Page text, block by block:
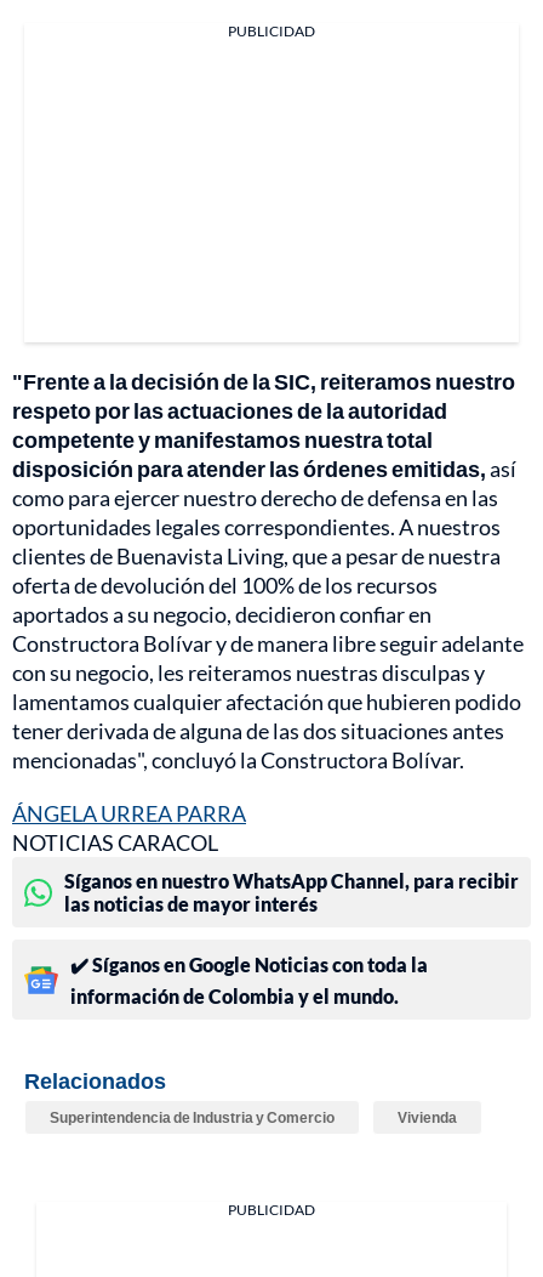
PUBLICIDAD
"Frente a la decisión de la SIC, reiteramos nuestro
respeto por las actuaciones de la autoridad
competente y manifestamos nuestra total
disposición para atender las órdenes emitidas,así
como para ejercer nuestro derecho de defensa en las
oportunidades legales correspondientes. A nuestros
clientes de Buenavista Living, que a pesar de nuestra
oferta de devolución del 100% de los recursos
aportados a su negocio, decidieron confiar en
Constructora Bolívar y de manera libre seguir adelante
con su negocio, les reiteramos nuestras disculpas y
lamentamos cualquier afectación que hubieren podido
tener derivada de alguna de las dos situaciones antes
mencionadas", concluyó la Constructora Bolívar.
ÁNGELA URREA PARRA
NOTICIAS CARACOL
Síganos en nuestro WhatsApp Channel, para recibir
las noticias de mayor interés
✔️ Síganos en Google Noticias con toda la
información de Colombia y el mundo.
Relacionados
Superintendencia de Industria y Comercio Vivienda
PUBLICIDAD